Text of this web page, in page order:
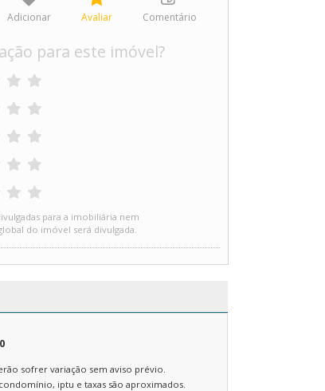
Adicionar Avaliar Comentário
para este imóvel?
para a imobiliária nem
do imóvel será divulgada.
sofrer variação sem aviso prévio.
iptu e taxas são aproximados.